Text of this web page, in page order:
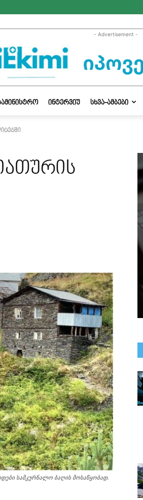
- Advertisement -
ᲘᲜᲢᲔᲠᲕᲘᲣ ᲡᲮᲕᲐ-ᲐᲛᲑᲔᲑᲘ
სამკურნალო ბაღის მოსაწყობად.